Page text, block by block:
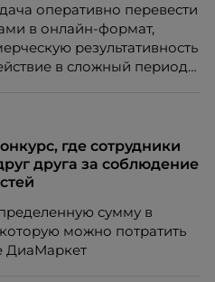
оперативно перевести
в онлайн-формат,
результативность
в сложный период
где сотрудники
друга за соблюдение
сумму в
можно потратить
ДиаМаркет